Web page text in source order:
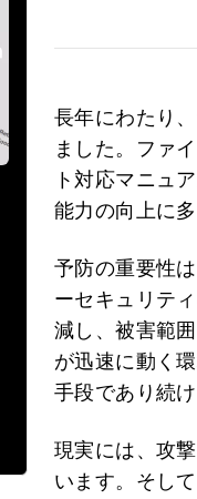
長年にわたり
ました。ファ
ト対応マニュ
能力の向上に
予防の重要性
ーセキュリテ
減し、被害範
が迅速に動く
手段であり続け
現実には、攻
います。そし